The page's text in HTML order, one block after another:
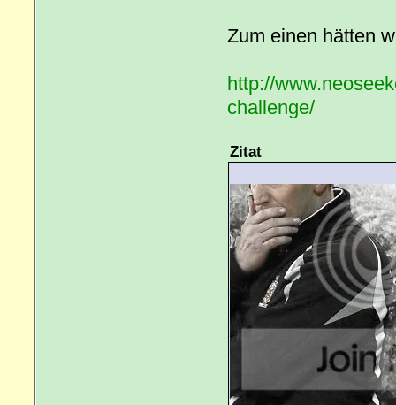
Zum einen hätten
http://
challenge/
Zitat